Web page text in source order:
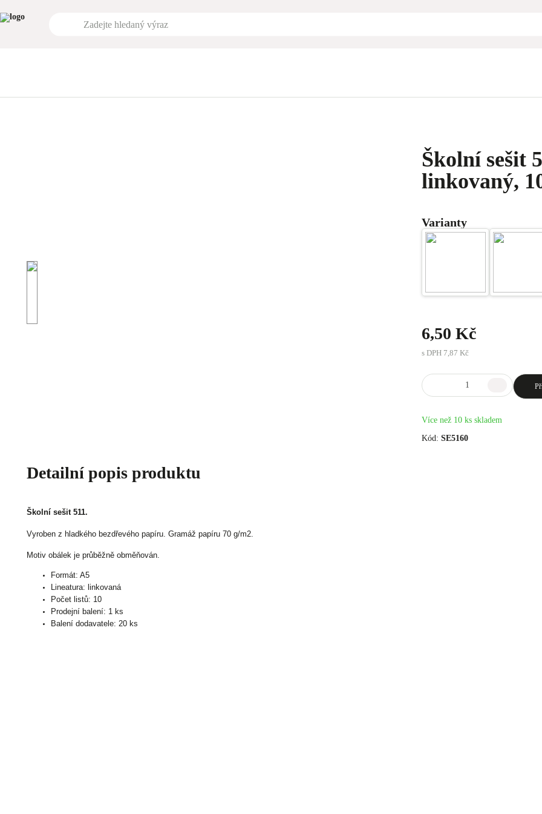
Detailní popis produktu
Školní sešit 511.
Vyroben z hladkého bezdřevého papíru. Gramáž papíru 70 g/m2.
Motiv obálek je průběžně obměňován.
Formát: A5
Lineatura: linkovaná
Počet listů: 10
Prodejní balení: 1 ks
Balení dodavatele: 20 ks
Školní sešit
linkovaný,
Varianty
6,50 Kč
s DPH 7,87 Kč
Více než 10 ks skladem
Kód: SE5160